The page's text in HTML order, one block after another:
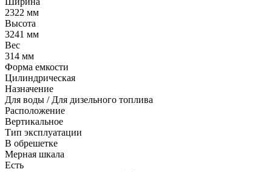
2322 мм
Высота
3241 мм
Вес
314 мм
Форма емкости
Цилиндрическая
Назначение
Для воды / Для дизельного топлива
Расположение
Вертикальное
Тип эксплуатации
В обрешетке
Мерная шкала
Есть